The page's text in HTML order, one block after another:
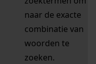
naar de exacte
combinatie van
woorden te
zoeken.